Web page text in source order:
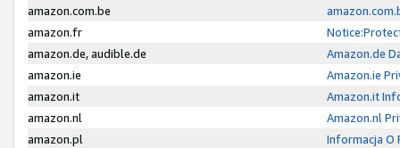
amazon.com.be
amazon.fr
amazon.de, audible.de
Amazon.de
amazon.ie
Amazon.ie
amazon.it
Amazon.it
amazon.nl
Amazon.nl
amazon.pl
Informacja O